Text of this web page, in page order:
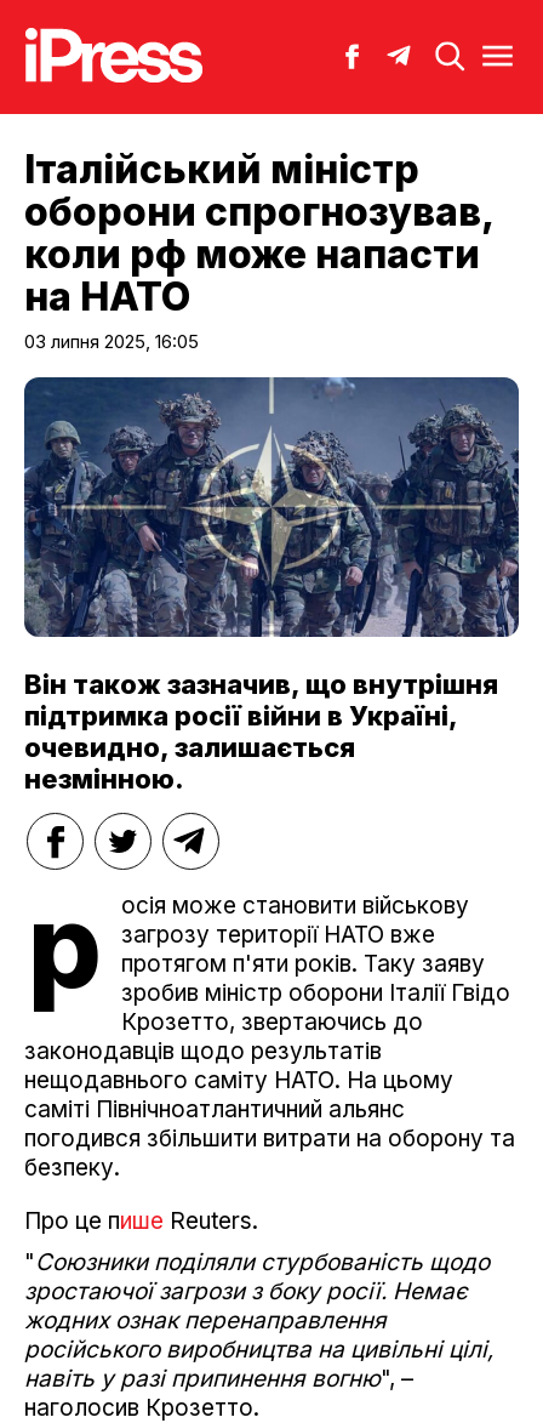
Італійський міністр
оборони спрогнозував,
коли рф може напасти
на НАТО
03 липня 2025, 16:05
Він також зазначив, що внутрішня
підтримка росії війни в Україні,
очевидно, залишається
незмінною.
р
осія може становити військову
загрозу території НАТО вже
протягом п'яти років. Таку заяву
зробив міністр оборони Італії Гвідо
Крозетто, звертаючись до
законодавців щодо результатів
нещодавнього саміту НАТО. На цьому
саміті Північноатлантичний альянс
погодився збільшити витрати на оборону та
безпеку.
Про це пише Reuters.
"Союзники поділяли стурбованість щодо
зростаючої загрози з боку росії. Немає
жодних ознак перенаправлення
російського виробництва на цивільні цілі,
навіть у разі припинення вогню", –
наголосив Крозетто.